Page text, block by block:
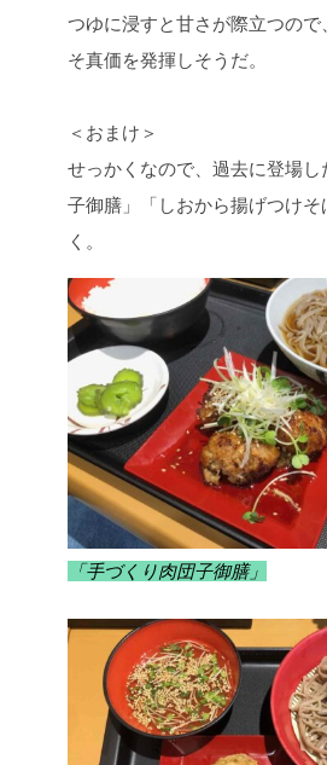
つゆに浸すと甘さが際立つので
そ真価を発揮しそうだ。
＜おまけ＞
せっかくなので、過去に登場し
子御膳」「しおから揚げつけそ
く。
「手づくり肉団子御膳」